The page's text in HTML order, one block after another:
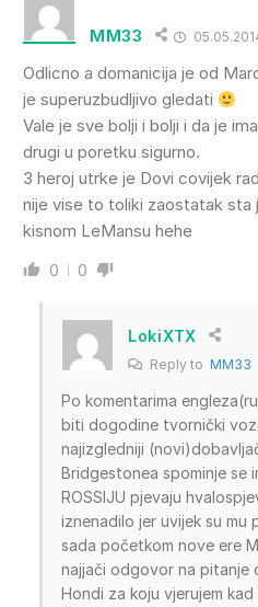
MM33
Odlicno a domanicija je od
je superuzbudljivo gledati
Vale je sve bolji i bolji i da je
drugi u poretku sigurno.
3 heroj utrke je Dovi covijek
nije vise to toliki zaostatak sta
kisnom LeMansu hehe
0 0
LokiXTX
Reply to MM33
Po komentarima
biti dogodine tvornički
najizgledniji
Bridgestonea spominje se
ROSSIJU pjevaju
iznenadilo jer uvijek su mu
sada početkom nove ere
najjači odgovor na pitanje
Hondi za koju vjerujem